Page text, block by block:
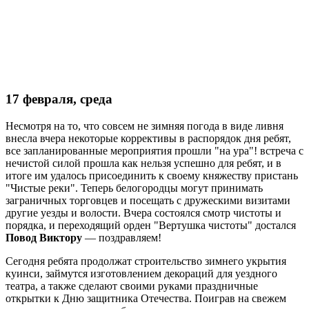
17 февраля, среда
Несмотря на то, что совсем не зимняя погода в виде ливня
внесла вчера некоторые коррективы в распорядок дня ребят,
все запланированные мероприятия прошли "на ура"! встреча с
нечистой силой прошла как нельзя успешно для ребят, и в
итоге им удалось присоединить к своему княжеству пристань
"Чистые реки". Теперь белогородцы могут принимать
заграничных торговцев и посещать с дружескими визитами
другие уезды и волости. Вчера состоялся смотр чистоты и
порядка, и переходящий орден "Вертушка чистоты" достался
Повод Виктору — поздравляем!
Сегодня ребята продолжат строительство зимнего укрытия
куинси, займутся изготовлением декораций для уездного
театра, а также сделают своими руками праздничные
открытки к Дню защитника Отечества. Поиграв на свежем